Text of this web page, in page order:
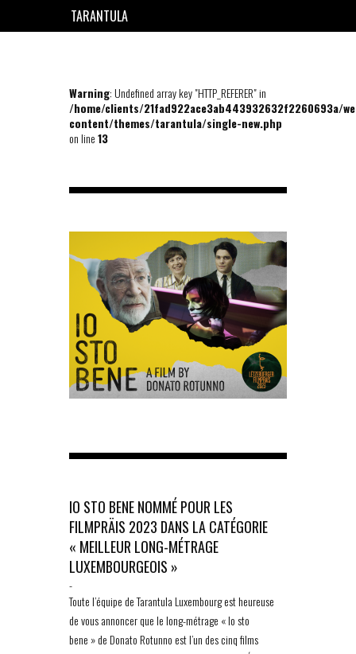
TARANTULA
Warning: Undefined array key "HTTP_REFERER" in
/home/clients/21fad922ace3ab443932632f2260693a/
content/themes/tarantula/single-new.php
on line13
IO STO BENE NOMMÉ POUR LES
FILMPRÄIS 2023 DANS LA CATÉGORIE
« MEILLEUR LONG-MÉTRAGE
LUXEMBOURGEOIS »
-
Toute l’équipe de Tarantula Luxembourg est heureuse
de vous annoncer que le long-métrage « Io sto
bene » de Donato Rotunno est l’un des cinq films